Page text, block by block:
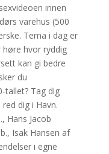
innen
varehus (500
Tema i dag er
hvor ryddig
kan gi bedre
du
tallet? Tag dig
dig i Havn.
Hans Jacob
Isak Hansen af
i egne